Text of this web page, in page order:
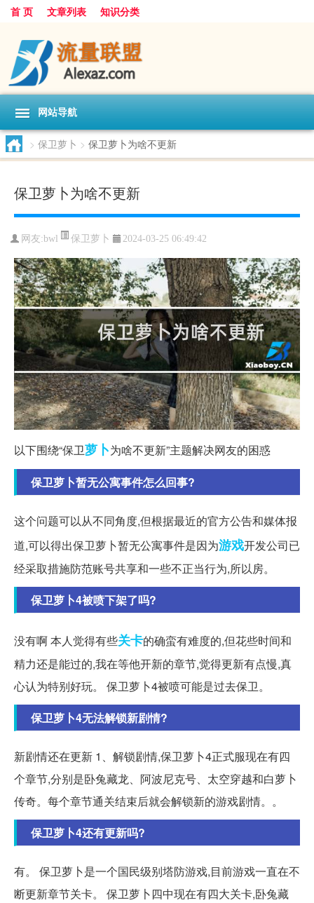
首 页 文章列表 知识分类
网站导航
> 保卫萝卜 > 保卫萝卜为啥不更新
保卫萝卜为啥不更新
网友:bwl 保卫萝卜 2024-03-25 06:49:42
以下围绕“保卫萝卜为啥不更新”主题解决网友的困惑
保卫萝卜暂无公寓事件怎么回事?
这个问题可以从不同角度,但根据最近的官方公告和媒体报
道,可以得出保卫萝卜暂无公寓事件是因为游戏开发公司已
经采取措施防范账号共享和一些不正当行为,所以房。
保卫萝卜4被喷下架了吗?
没有啊 本人觉得有些关卡的确蛮有难度的,但花些时间和
精力还是能过的,我在等他开新的章节,觉得更新有点慢,真
心认为特别好玩。 保卫萝卜4被喷可能是过去保卫。
保卫萝卜4无法解锁新剧情?
新剧情还在更新 1、解锁剧情,保卫萝卜4正式服现在有四
个章节,分别是卧兔藏龙、阿波尼克号、太空穿越和白萝卜
传奇。每个章节通关结束后就会解锁新的游戏剧情。。
保卫萝卜4还有更新吗?
有。 保卫萝卜是一个国民级别塔防游戏,目前游戏一直在不
断更新章节关卡。 保卫萝卜四中现在有四大关卡,卧兔藏